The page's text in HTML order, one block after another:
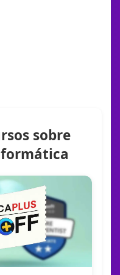
sobre